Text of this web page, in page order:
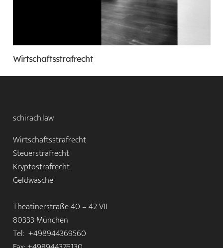
Wirtschaftsstrafrecht
schirach.law
Wirtschaftsstrafrecht
Steuerstrafrecht
Kryptostrafrecht
Geldwäsche
Theatinerstraße 40 – 42 VII
80333 München
Tel: +498944369560